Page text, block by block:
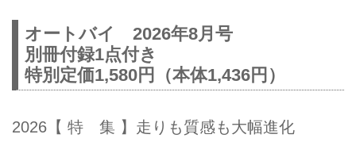
オートバイ 2026年8月号
別冊付録1点付き
特別定価1,580円（本体1,436円）
2026【 特 集 】走りも質感も大幅進化